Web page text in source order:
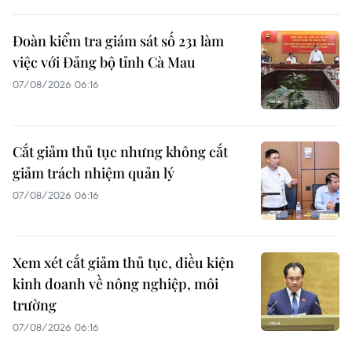
Đoàn kiểm tra giám sát số 231 làm
việc với Đảng bộ tỉnh Cà Mau
07/08/2026 06:16
Cắt giảm thủ tục nhưng không cắt
giảm trách nhiệm quản lý
07/08/2026 06:16
Xem xét cắt giảm thủ tục, điều kiện
kinh doanh về nông nghiệp, môi
trường
07/08/2026 06:16